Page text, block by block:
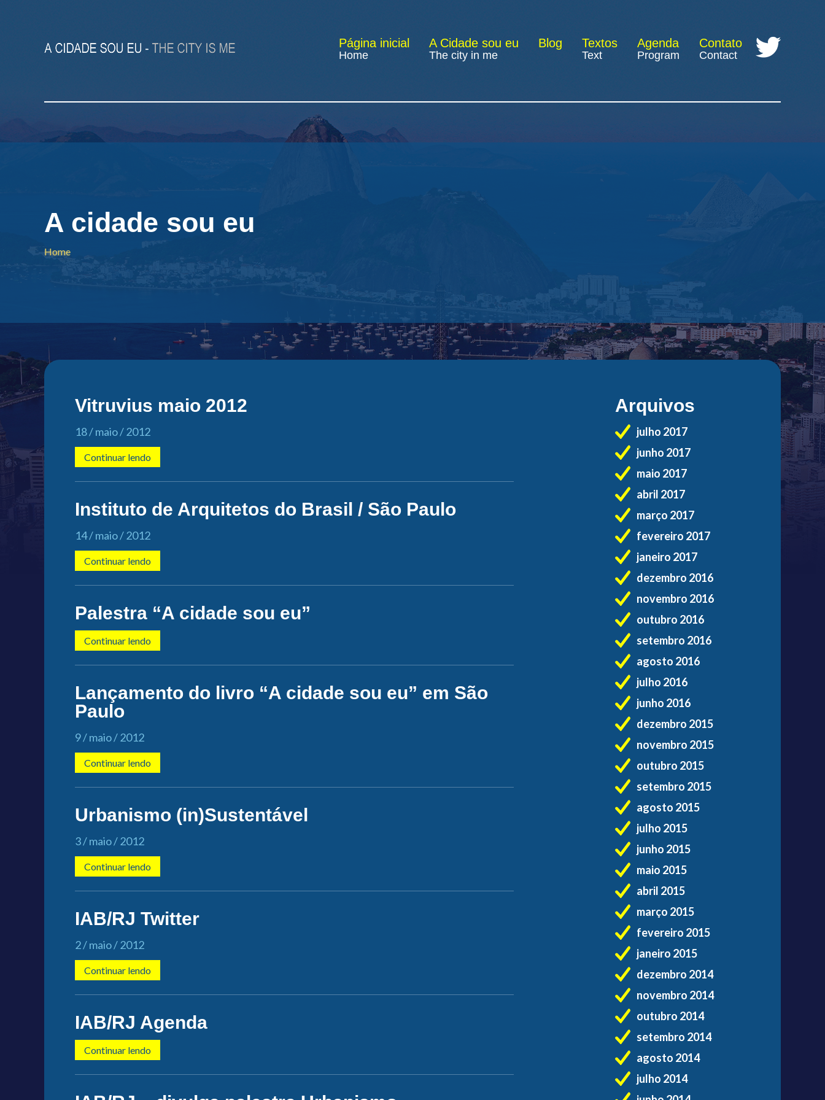
Página inicial
Home
A Cidade sou eu
The city in me
Blog Textos
Text
Agenda
Program
Contato
Contact
A cidade sou eu
Home
Vitruvius maio 2012
18 / maio / 2012
Continuar lendo
Instituto de Arquitetos do Brasil / São Paulo
14 / maio / 2012
Continuar lendo
Palestra “A cidade sou eu”
Continuar lendo
Lançamento do livro “A cidade sou eu” em São
Paulo
9 / maio / 2012
Continuar lendo
Urbanismo (in)Sustentável
3 / maio / 2012
Continuar lendo
IAB/RJ Twitter
2 / maio / 2012
Continuar lendo
IAB/RJ Agenda
Continuar lendo
Arquivos
julho 2017
junho 2017
maio 2017
abril 2017
março 2017
fevereiro 2017
janeiro 2017
dezembro 2016
novembro 2016
outubro 2016
setembro 2016
agosto 2016
julho 2016
junho 2016
dezembro 2015
novembro 2015
outubro 2015
setembro 2015
agosto 2015
julho 2015
junho 2015
maio 2015
abril 2015
março 2015
fevereiro 2015
janeiro 2015
dezembro 2014
novembro 2014
outubro 2014
setembro 2014
agosto 2014
julho 2014